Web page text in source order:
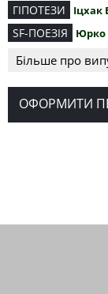
ГІПОТЕЗИ Іцхак
SF-ПОЕЗІЯ Юрко
Більше про
ОФОРМИТИ